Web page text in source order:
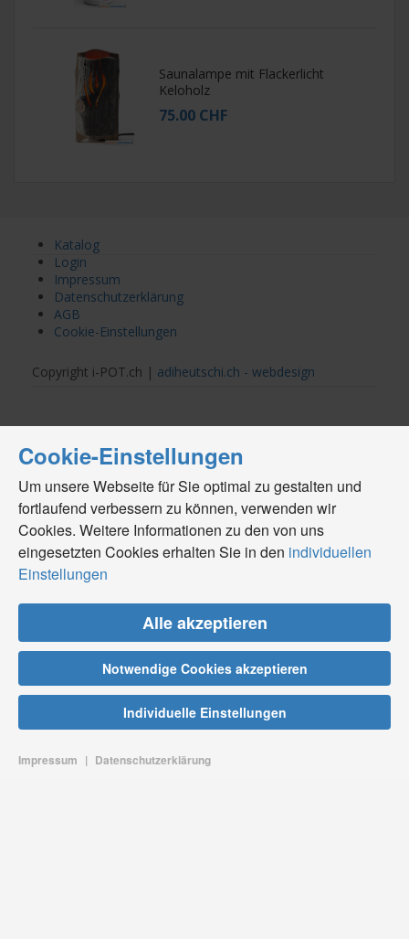
Saunalampe mit Flackerlicht
Keloholz
75.00 CHF
Katalog
Login
Impressum
Datenschutzerklärung
AGB
Cookie-Einstellungen
Copyright i-POT.ch | adiheutschi.ch - webdesign
Cookie-Einstellungen
Um unsere Webseite für Sie optimal zu gestalten und
fortlaufend verbessern zu können, verwenden wir
Cookies. Weitere Informationen zu den von uns
eingesetzten Cookies erhalten Sie in den individuellen
Einstellungen
Alle akzeptieren
Notwendige Cookies akzeptieren
Impressum | Datenschutzerklärung
Individuelle Einstellungen